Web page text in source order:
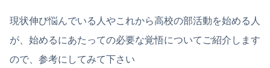
現状伸び悩んでいる人やこれから高校の部活動を始める人
が、始めるにあたっての必要な覚悟についてご紹介します
ので、参考にしてみて下さい